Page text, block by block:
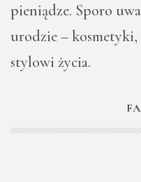
pieniądze. Sporo
urodzie –
stylowi życia.